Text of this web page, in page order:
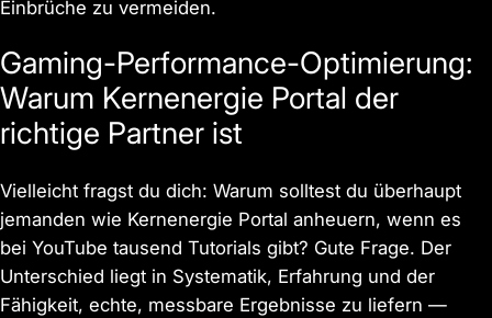
Einbrüche zu vermeiden.
Gaming-Performance-Optimierung:
Warum Kernenergie Portal der
richtige Partner ist
Vielleicht fragst du dich: Warum solltest du überhaupt
jemanden wie Kernenergie Portal anheuern, wenn es
bei YouTube tausend Tutorials gibt? Gute Frage. Der
Unterschied liegt in Systematik, Erfahrung und der
Fähigkeit, echte, messbare Ergebnisse zu liefern —